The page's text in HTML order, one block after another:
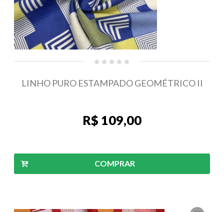
LINHO PURO ESTAMPADO GEOMÉTRICO II
R$ 109,00
COMPRAR